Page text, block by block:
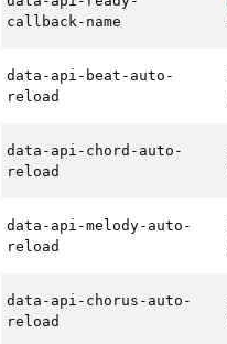
callback-name
data-api-beat-auto-
reload
data-api-chord-auto-
reload
data-api-melody-auto-
reload
data-api-chorus-auto-
reload